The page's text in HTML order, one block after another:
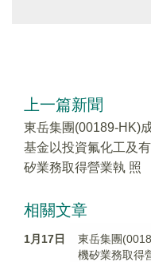
上一篇新聞
東岳集團(00189-HK)
基金以投資氟化工及
矽業務取得營業執 照
相關文章
1月17日
東岳集團
機矽業務取得